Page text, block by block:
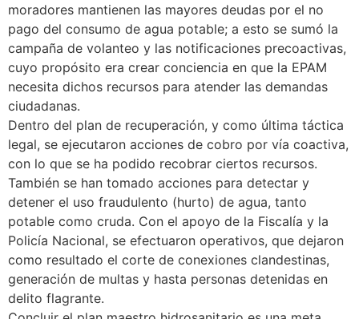
moradores mantienen las mayores deudas por el no
pago del consumo de agua potable; a esto se sumó la
campaña de volanteo y las notificaciones precoactivas,
cuyo propósito era crear conciencia en que la EPAM
necesita dichos recursos para atender las demandas
ciudadanas.
Dentro del plan de recuperación, y como última táctica
legal, se ejecutaron acciones de cobro por vía coactiva,
con lo que se ha podido recobrar ciertos recursos.
También se han tomado acciones para detectar y
detener el uso fraudulento (hurto) de agua, tanto
potable como cruda. Con el apoyo de la Fiscalía y la
Policía Nacional, se efectuaron operativos, que dejaron
como resultado el corte de conexiones clandestinas,
generación de multas y hasta personas detenidas en
delito flagrante.